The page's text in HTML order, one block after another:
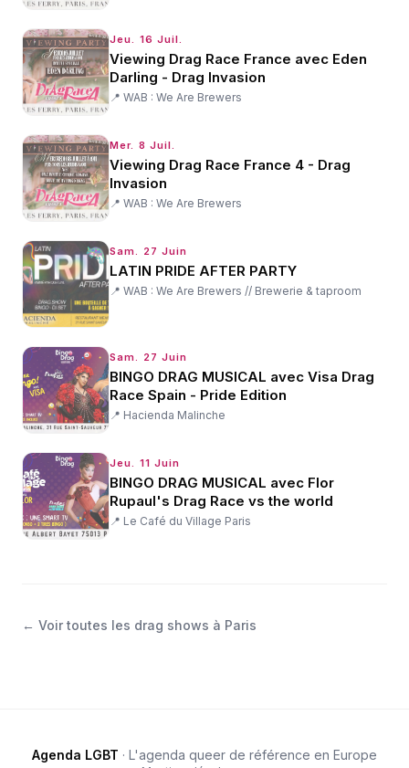
Jeu. 16 Juil.
Viewing Drag Race France avec Eden
Darling - Drag Invasion
📍 WAB : We Are Brewers
Mer. 8 Juil.
Viewing Drag Race France 4 - Drag
Invasion
📍 WAB : We Are Brewers
Sam. 27 Juin
LATIN PRIDE AFTER PARTY
📍 WAB : We Are Brewers // Brewerie & taproom
Sam. 27 Juin
BINGO DRAG MUSICAL avec Visa Drag
Race Spain - Pride Edition
📍 Hacienda Malinche
Jeu. 11 Juin
BINGO DRAG MUSICAL avec Flor
Rupaul's Drag Race vs the world
📍 Le Café du Village Paris
← Voir toutes les drag shows à Paris
Agenda LGBT · L'agenda queer de référence en Europe